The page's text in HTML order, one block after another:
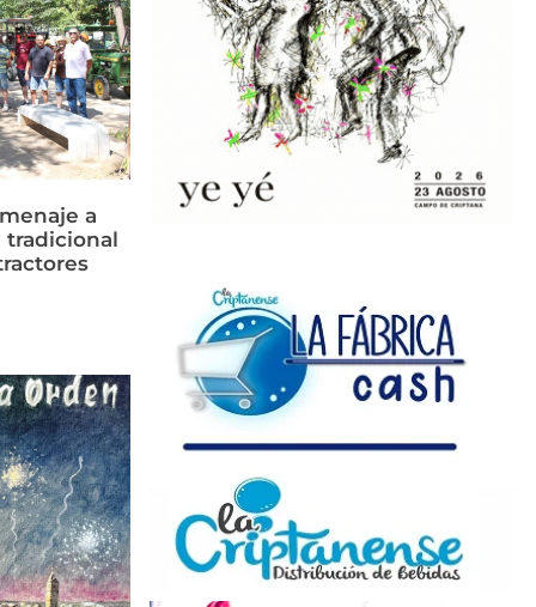
a
tradicional